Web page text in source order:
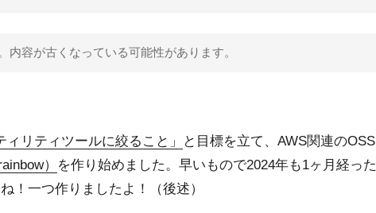
容が古くなっている可能性があります。
ィリティツールに絞ること」
と目標を立て、AWS関連のOSS
）
を作り始めました。早いもので2024年も1ヶ月経った
！一つ作りましたよ！（後述）